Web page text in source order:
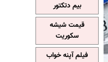
بیم دتکتور
قیمت شیشه
سکوریت
فیلم آپنه خواب